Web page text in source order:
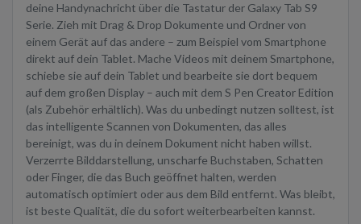
deine Handynachricht über die Tastatur der Galaxy Tab S9
Serie. Zieh mit Drag & Drop Dokumente und Ordner von
einem Gerät auf das andere – zum Beispiel vom Smartphone
direkt auf dein Tablet. Mache Videos mit deinem Smartphone,
schiebe sie auf dein Tablet und bearbeite sie dort bequem
auf dem großen Display – auch mit dem S Pen Creator Edition
(als Zubehör erhältlich). Was du unbedingt nutzen solltest, ist
das intelligente Scannen von Dokumenten, das alles
bereinigt, was du in deinem Dokument nicht haben willst.
Verzerrte Bilddarstellung, unscharfe Buchstaben, Schatten
oder Finger, die das Buch geöffnet halten, werden
automatisch optimiert oder aus dem Bild entfernt. Was bleibt,
ist beste Qualität, die du sofort weiterbearbeiten kannst.